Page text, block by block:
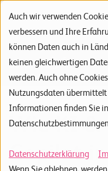
Auch wir verwenden
verbessern und Ihre
können Daten auch in
keinen gleichwertigen
werden. Auch ohne
Nutzungsdaten übermittelt
Informationen finden Sie
Datenschutzerklärung
Zur Navigation
Zur Suche
Zum Inhalt
Wie KI &
Copilot in